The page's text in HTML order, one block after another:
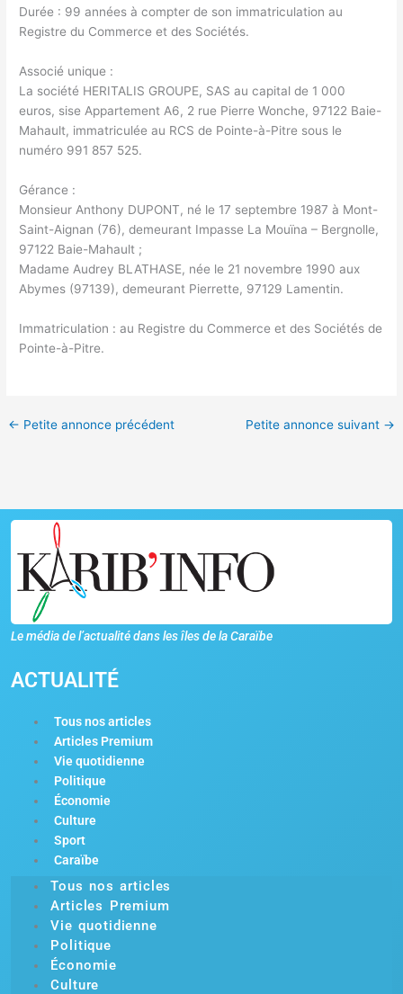
Durée : 99 années à compter de son immatriculation au
Registre du Commerce et des Sociétés.
Associé unique :
La société HERITALIS GROUPE, SAS au capital de 1 000
euros, sise Appartement A6, 2 rue Pierre Wonche, 97122 Baie-
Mahault, immatriculée au RCS de Pointe-à-Pitre sous le
numéro 991 857 525.
Gérance :
Monsieur Anthony DUPONT, né le 17 septembre 1987 à Mont-
Saint-Aignan (76), demeurant Impasse La Mouïna – Bergnolle,
97122 Baie-Mahault ;
Madame Audrey BLATHASE, née le 21 novembre 1990 aux
Abymes (97139), demeurant Pierrette, 97129 Lamentin.
Immatriculation : au Registre du Commerce et des Sociétés de
Pointe-à-Pitre.
← Petite annonce précédent Petite annonce suivant →
Le média de l’actualité dans les îles de la Caraïbe
ACTUALITÉ
Tous nos articles
Articles Premium
Vie quotidienne
Politique
Économie
Culture
Sport
Caraïbe
Tous nos articles
Articles Premium
Vie quotidienne
Politique
Économie
Culture